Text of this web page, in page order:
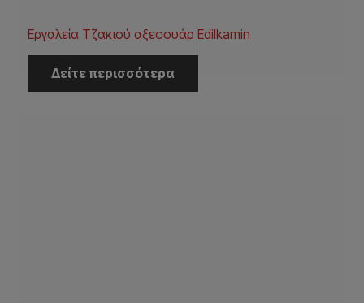
Εργαλεία Τζακιού αξεσουάρ Edilkamin
Δείτε περισσότερα